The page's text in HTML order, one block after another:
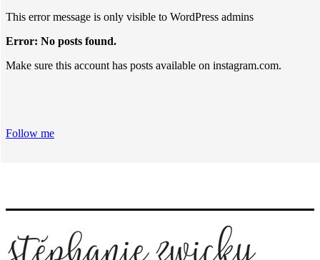
This error message is only visible to WordPress admins
Error: No posts found.
Make sure this account has posts available on instagram.com.
Follow me